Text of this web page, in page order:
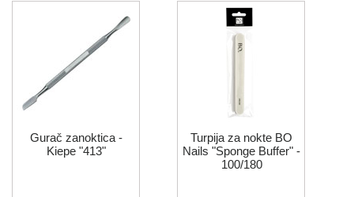
Gurač zanoktica -
Kiepe "413"
Turpija za nokte BO
Nails "Sponge Buffer" -
100/180